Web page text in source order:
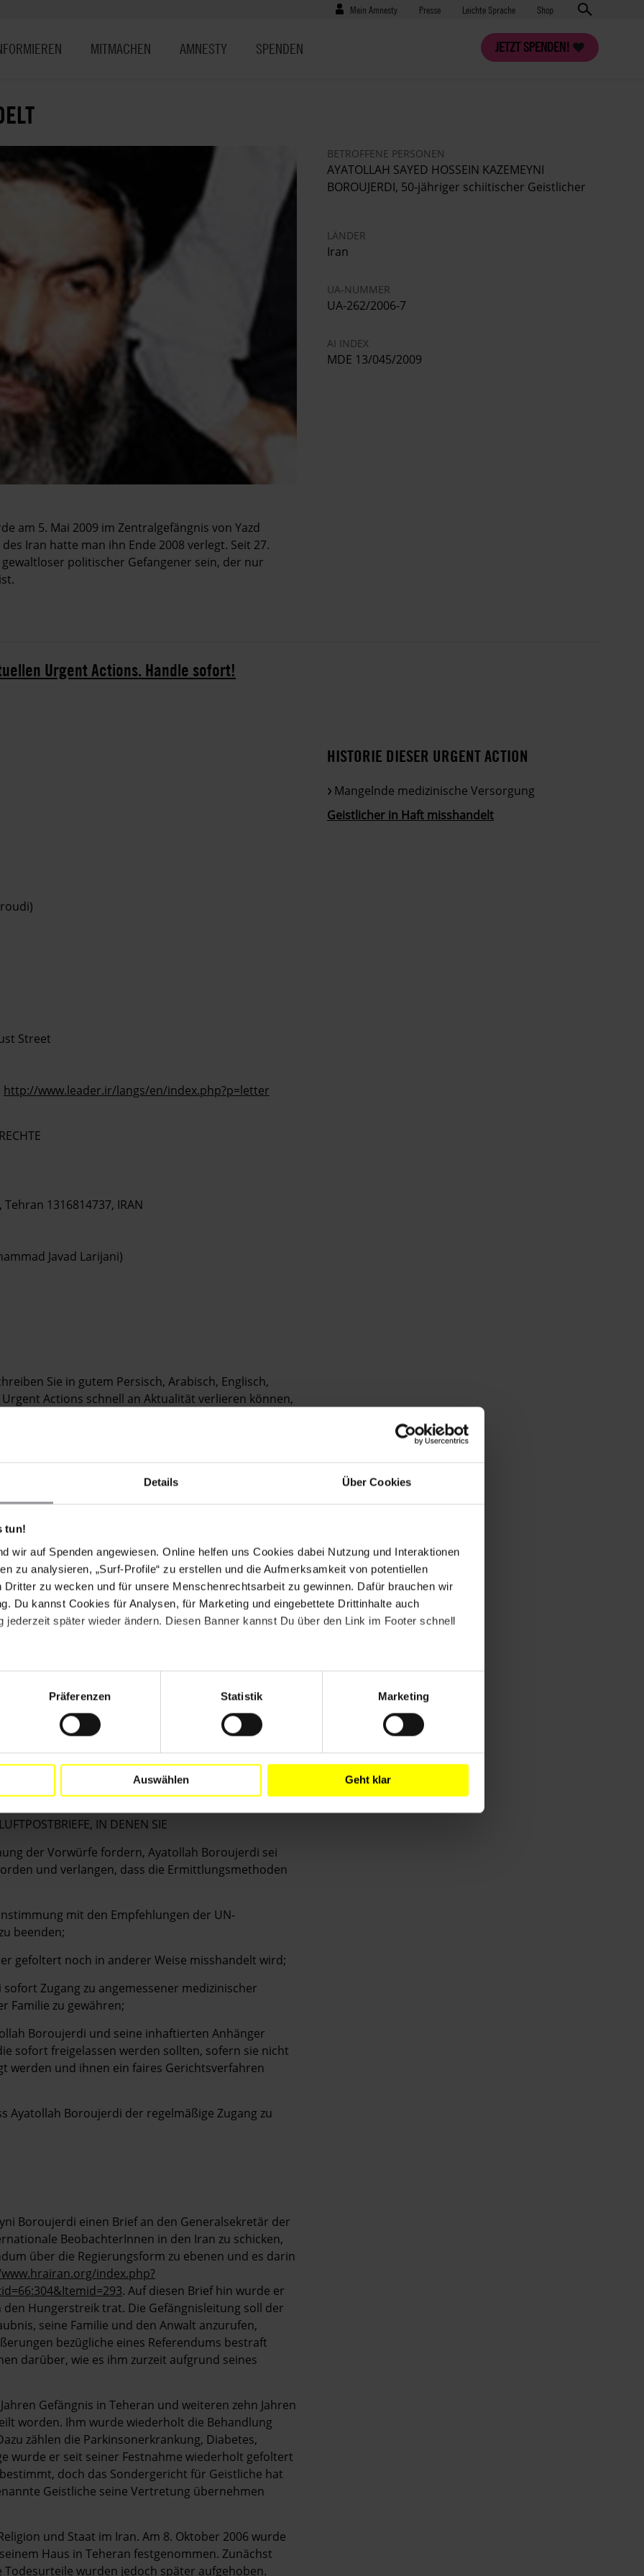
Details Über Cookies
tun!
wir auf Spenden angewiesen. Online helfen uns Cookies dabei Nutzung und Interaktionen
zu analysieren, „Surf-Profile“ zu erstellen und die Aufmerksamkeit von potentiellen
Dritter zu wecken und für unsere Menschenrechtsarbeit zu gewinnen. Dafür brauchen wir
Du kannst Cookies für Analysen, für Marketing und eingebettete Drittinhalte auch
jederzeit später wieder ändern. Diesen Banner kannst Du über den Link im Footer schnell
Präferenzen Statistik Marketing
Auswählen Geht klar
Benutzermenü
Mein Amnesty Presse
Presse Leichte Sprache Shop
JETZT SPENDEN!
MITMACHEN AMNESTY SPENDEN
am 5. Mai 2009 im Zentralgefängnis von Yazd
Iran hatte man ihn Ende 2008 verlegt. Seit 27.
politischer Gefangener sein, der nur
BETROFFENE PERSONEN
AYATOLLAH SAYED HOSSEIN KAZEMEYNI
BOROUJERDI, 50-jähriger schiitischer Geistlicher
LÄNDER
Iran
UA-NUMMER
UA-262/2006-7
AI INDEX
MDE 13/045/2009
Urgent Actions. Handle sofort!
Street
http://www.leader.ir/langs/en/index.php?p=letter
1316814737, IRAN
Javad Larijani)
Sie in gutem Persisch, Arabisch, Englisch,
Actions schnell an Aktualität verlieren können,
IN PERSIAN, ARABIC, ENGLISH, FRENCH OR
allegations that Ayatollah Boroujerdi has been
and findings made public;
confinement, in line with the recommendations
or otherwise ill-treated in detention;
Kazemeyni Boroujerdi to receive adequate
Kazemeyni Boroujerdi and his detained followers
immediately released if not promptly charged with a
Kazemeyni Boroujerdi has been denied the right to
of his choice.
IN DENEN SIE
der Vorwürfe fordern, Ayatollah Boroujerdi sei
und verlangen, dass die Ermittlungsmethoden
mit den Empfehlungen der UN-
beenden;
gefoltert noch in anderer Weise misshandelt wird;
Zugang zu angemessener medizinischer
Familie zu gewähren;
Boroujerdi und seine inhaftierten Anhänger
sofort freigelassen werden sollten, sofern sie nicht
werden und ihnen ein faires Gerichtsverfahren
Ayatollah Boroujerdi der regelmäßige Zugang zu
Boroujerdi einen Brief an den Generalsekretär der
BeobachterInnen in den Iran zu schicken,
über die Regierungsform zu ebenen und es darin
index.php?
. Auf diesen Brief hin wurde er
Hungerstreik trat. Die Gefängnisleitung soll der
seine Familie und den Anwalt anzurufen,
bezügliche eines Referendums bestraft
darüber, wie es ihm zurzeit aufgrund seines
Gefängnis in Teheran und weiteren zehn Jahren
worden. Ihm wurde wiederholt die Behandlung
zählen die Parkinsonerkrankung, Diabetes,
wurde er seit seiner Festnahme wiederholt gefoltert
doch das Sondergericht für Geistliche hat
Geistliche seine Vertretung übernehmen
und Staat im Iran. Am 8. Oktober 2006 wurde
Haus in Teheran festgenommen. Zunächst
wurden jedoch später aufgehoben.
HISTORIE DIESER URGENT ACTION
Mangelnde medizinische Versorgung
Geistlicher in Haft misshandelt